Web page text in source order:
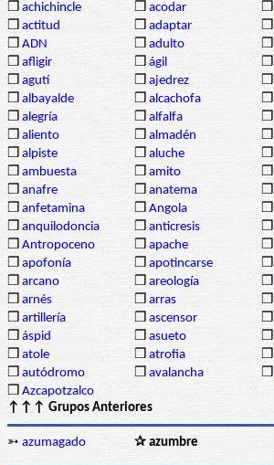
❒ achichincle ❒ acodar ❒
❒ actitud ❒ adaptar ❒
❒ ADN ❒ adulto ❒
❒ afligir ❒ ágil ❒
❒ agutí ❒ ajedrez ❒
❒ albayalde ❒ alcachofa ❒
❒ alegría ❒ alfalfa ❒
❒ aliento ❒ almadén ❒
❒ alpiste ❒ aluche ❒
❒ ambuesta ❒ amito ❒
❒ anafre ❒ anatema ❒
❒ anfetamina ❒ Angola ❒
❒ anquilodoncia ❒ anticresis ❒
❒ Antropoceno ❒ apache ❒
❒ apofonía ❒ apotincarse ❒
❒ arcano ❒ areología ❒
❒ arnés ❒ arras ❒
❒ artillería ❒ ascensor ❒
❒ áspid ❒ asueto ❒
❒ atole ❒ atrofia ❒
❒ autódromo ❒ avalancha ❒
❒ Azcapotzalco
↑↑↑ Grupos Anteriores
➳ azumagado ✰ azumbre